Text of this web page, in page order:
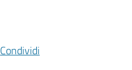
Condividi